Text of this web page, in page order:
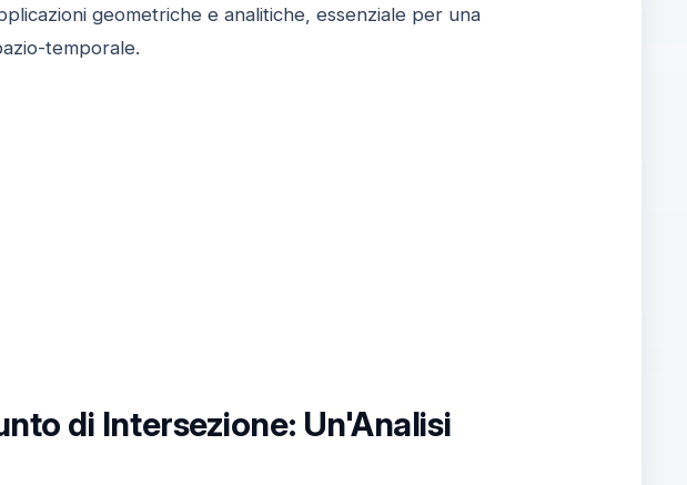
geometriche e analitiche, essenziale per una
temporale.
di Intersezione: Un'Analisi